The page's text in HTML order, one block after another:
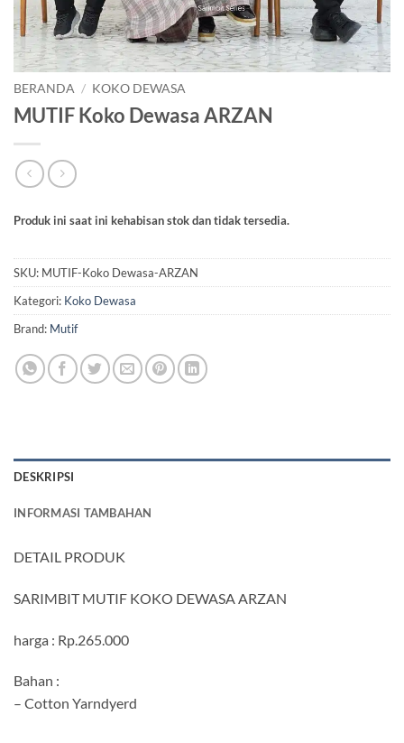
BERANDA / KOKO DEWASA
MUTIF Koko Dewasa ARZAN
Produk ini saat ini kehabisan stok dan tidak tersedia.
SKU: MUTIF-Koko Dewasa-ARZAN
Kategori: Koko Dewasa
Brand: Mutif
DESKRIPSI
INFORMASI TAMBAHAN
DETAIL PRODUK
SARIMBIT MUTIF KOKO DEWASA ARZAN
harga : Rp.265.000
Bahan :
– Cotton Yarndyerd